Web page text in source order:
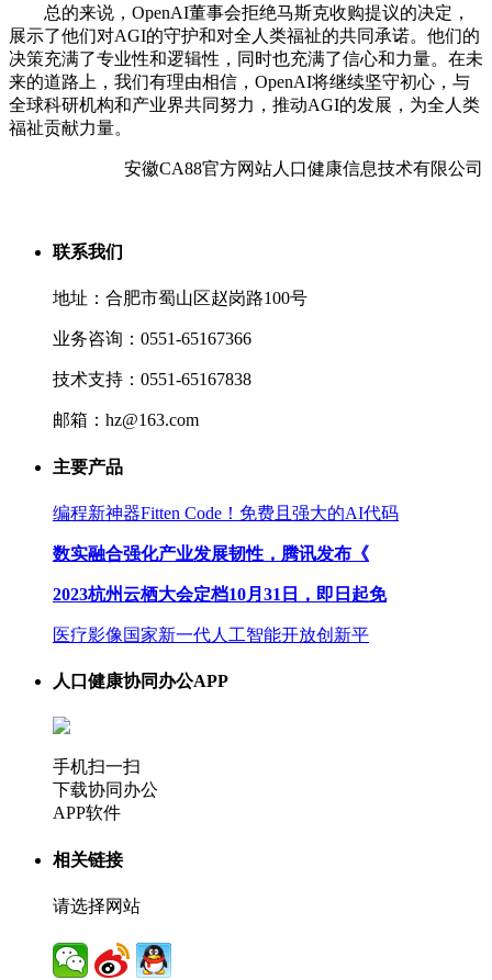
总的来说，OpenAI董事会拒绝马斯克收购提议的决定，
展示了他们对AGI的守护和对全人类福祉的共同承诺。他们的
决策充满了专业性和逻辑性，同时也充满了信心和力量。在未
来的道路上，我们有理由相信，OpenAI将继续坚守初心，与
全球科研机构和产业界共同努力，推动AGI的发展，为全人类
福祉贡献力量。
安徽CA88官方网站人口健康信息技术有限公司
联系我们
地址：合肥市蜀山区赵岗路100号
业务咨询：0551-65167366
技术支持：0551-65167838
邮箱：hz@163.com
主要产品
编程新神器Fitten Code！免费且强大的AI代码
数实融合强化产业发展韧性，腾讯发布《
2023杭州云栖大会定档10月31日，即日起免
医疗影像国家新一代人工智能开放创新平
人口健康协同办公APP
手机扫一扫
下载协同办公
APP软件
相关链接
请选择网站